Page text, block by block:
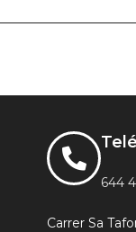
644
Carrer Sa